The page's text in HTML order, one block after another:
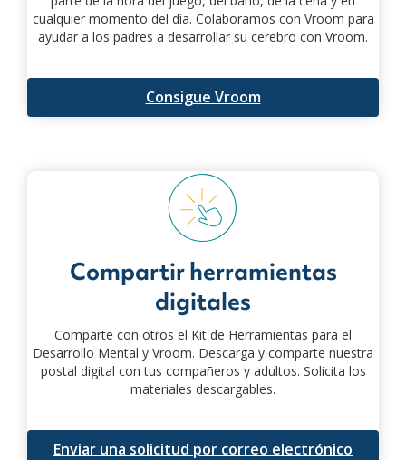
cualquier momento del día. Colaboramos con Vroom para
ayudar a los padres a desarrollar su cerebro con Vroom.
Consigue Vroom
Compartir herramientas
digitales
Comparte con otros el Kit de Herramientas para el
Desarrollo Mental y Vroom. Descarga y comparte nuestra
postal digital con tus compañeros y adultos. Solicita los
materiales descargables.
Enviar una solicitud por correo electrónico